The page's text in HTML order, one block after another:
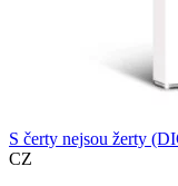
S čerty nejsou žerty
CZ